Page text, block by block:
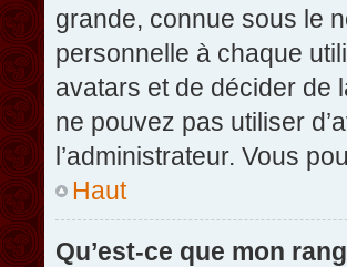
grande, connue sous le
personnelle à chaque
avatars et de décider de
ne pouvez pas utiliser
l’administrateur. Vous
Haut
Qu’est-ce que mon